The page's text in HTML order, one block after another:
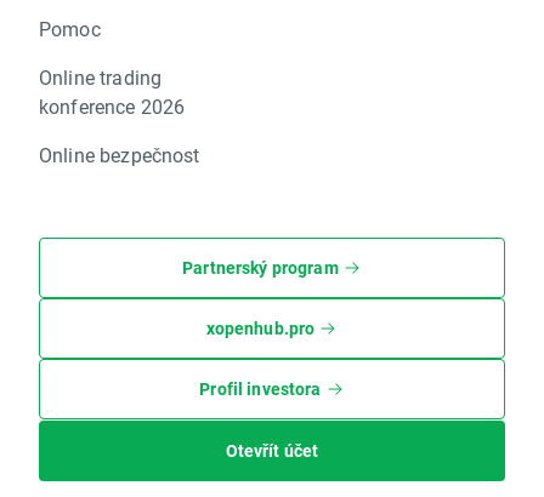
Pomoc
Online trading
konference 2026
Online bezpečnost
Partnerský program
xopenhub.pro
Profil investora
Otevřít účet